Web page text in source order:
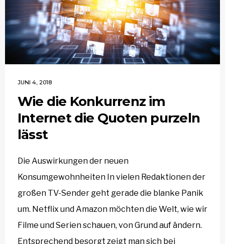
JUNI 4, 2018
Wie die Konkurrenz im
Internet die Quoten purzeln
lässt
Die Auswirkungen der neuen
Konsumgewohnheiten In vielen Redaktionen der
großen TV-Sender geht gerade die blanke Panik
um. Netflix und Amazon möchten die Welt, wie wir
Filme und Serien schauen, von Grund auf ändern.
Entsprechend besorgt zeigt man sich bei